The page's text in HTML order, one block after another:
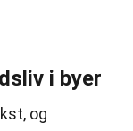
i byer
og